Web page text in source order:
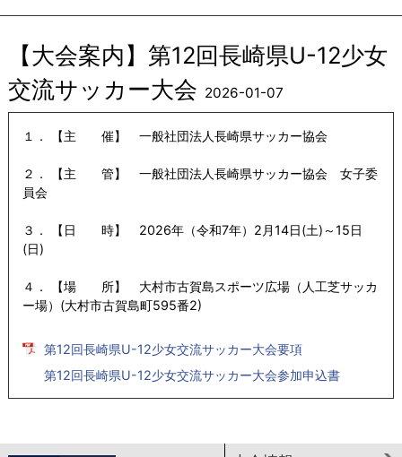
【大会案内】第12回長崎県U-12少女
交流サッカー大会 2026-01-07
１． 【主 催】 一般社団法人長崎県サッカー協会
２． 【主 管】 一般社団法人長崎県サッカー協会 女子委
員会
３． 【日 時】 2026年（令和7年）2月14日(土)～15日
(日)
４． 【場 所】 大村市古賀島スポーツ広場（人工芝サッカ
ー場）(大村市古賀島町595番2)
第12回長崎県U-12少女交流サッカー大会要項
第12回長崎県U-12少女交流サッカー大会参加申込書